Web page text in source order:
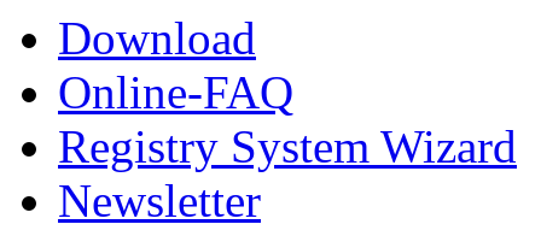
Download
Online-FAQ
Registry System Wizard
Newsletter